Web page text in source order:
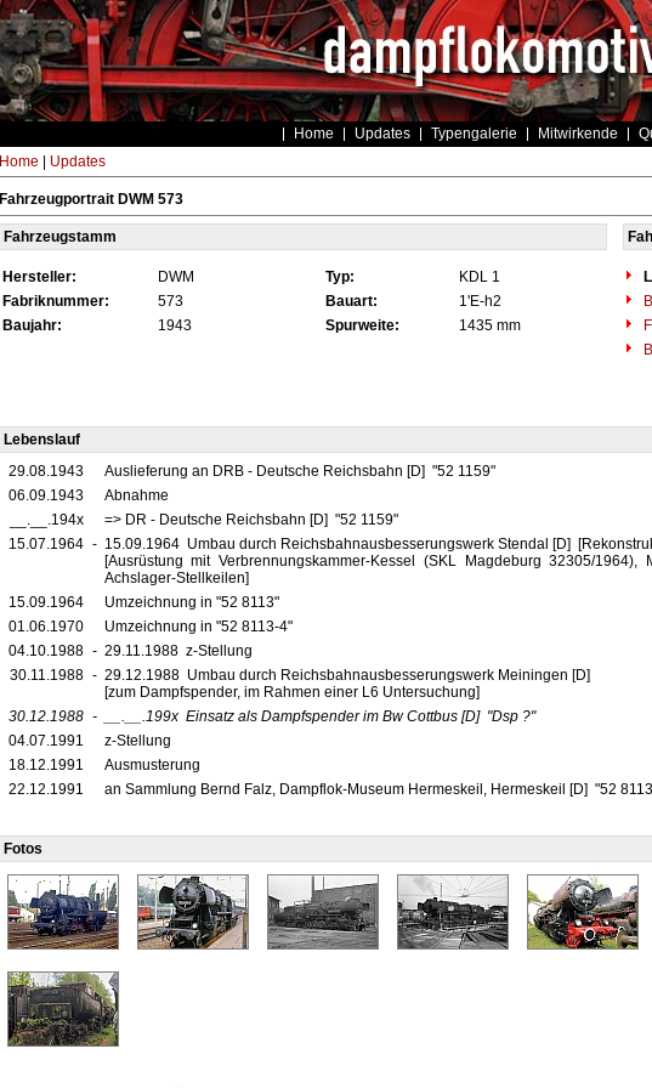
Home Updates Typengalerie Mitwirkende
Home Updates
Fahrzeugportrait DWM 573
Fahrzeugstamm
Hersteller: DWM Typ: KDL 1
Fabriknummer:
573 Bauart: 1'E-h2
Baujahr:
1943 Spurweite: 1435 mm
Lebenslauf
29.08.1943
Auslieferung an DRB - Deutsche Reichsbahn [D] "52 1159"
06.09.1943
Abnahme
__.__.194x
=> DR - Deutsche Reichsbahn [D] "52 1159"
15.07.1964 - 15.09.1964 Umbau durch Reichsbahnausbesserungswerk Stendal [D]
[Ausrüstung mit Verbrennungskammer-Kessel (SKL Magdeburg 32305/1964),
Achslager-Stellkeilen]
15.09.1964
Umzeichnung in "52 8113"
01.06.1970
Umzeichnung in "52 8113-4"
04.10.1988 - 29.11.1988 z-Stellung
30.11.1988 - 29.12.1988 Umbau durch Reichsbahnausbesserungswerk Meiningen [D]
[zum Dampfspender, im Rahmen einer L6 Untersuchung]
30.12.1988 - __.__.199x Einsatz als Dampfspender im Bw Cottbus [D] "Dsp ?"
04.07.1991
z-Stellung
18.12.1991
Ausmusterung
22.12.1991
an Sammlung Bernd Falz, Dampflok-Museum Hermeskeil, Hermeskeil [D] "52
Fotos